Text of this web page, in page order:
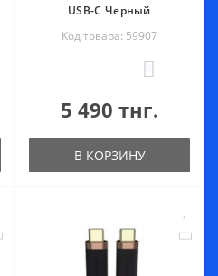
USB-C Черный
Код товара: 59907
5 490 тнг.
В КОРЗИНУ